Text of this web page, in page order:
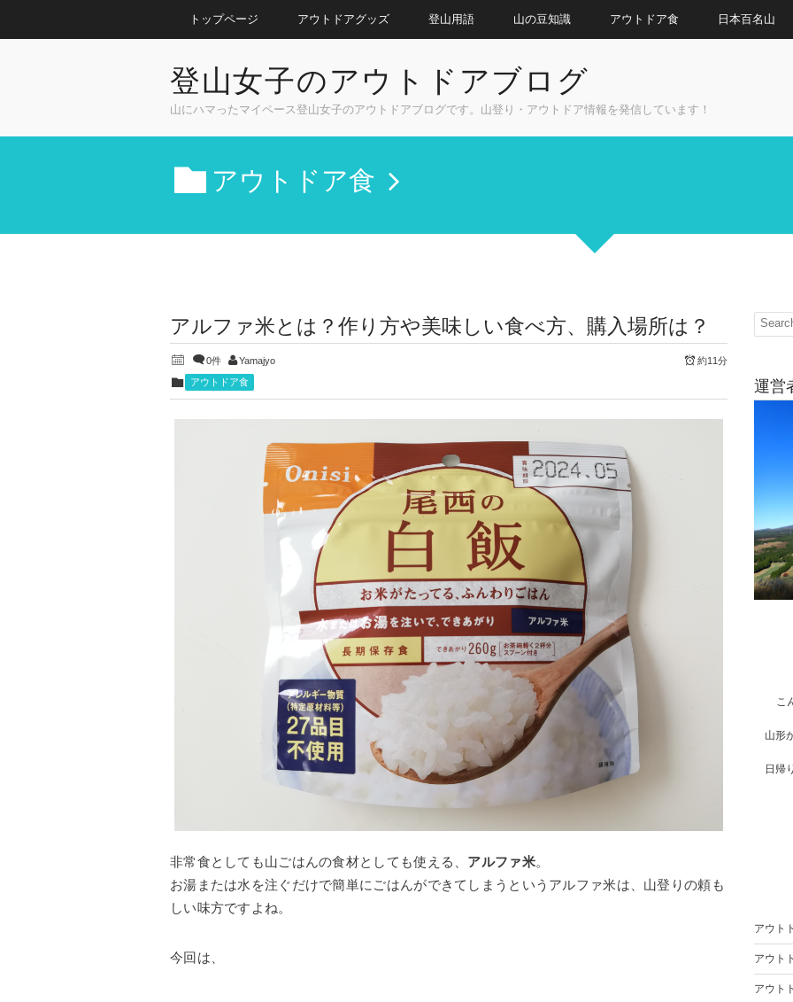
トップページ アウトドアグッズ 登山用語 山の豆知識 アウトドア食 日本百名山
登山女子のアウトドアブログ
山にハマったマイペース登山女子のアウトドアブログです。山登り・アウトドア情報を発信しています！
アウトドア食
アルファ米とは？作り方や美味しい食べ方、購入場所は？
0件 Yamajyo
約11分
アウトドア食
非常食としても山ごはんの食材としても使える、 アルファ米。
お湯または水を注ぐだけで簡単にごはんができてしまうというアルファ米は、山登りの頼も
しい味方ですよね。
今回は、
運営
こ
山形
日帰
アウト
アウト
アウト